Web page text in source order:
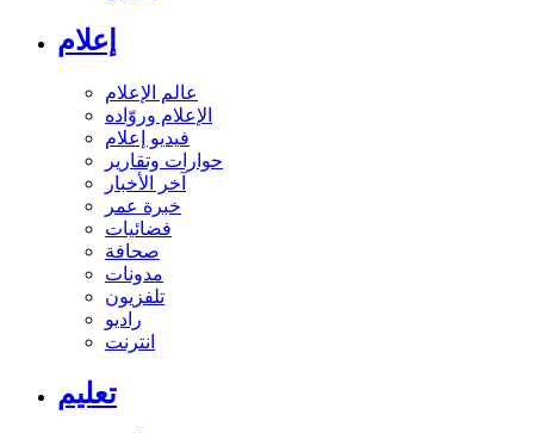
إعلام
عالم الإعلام
الإعلام وروّاده
فيديو إعلام
حوارات وتقارير
آخر الأخبار
خبرة عمر
فضائيات
صحافة
مدونات
تلفزيون
راديو
انترنت
تعليم